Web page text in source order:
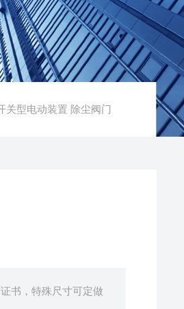
关型电动装置 除尘阀门
书，特殊尺寸可定做